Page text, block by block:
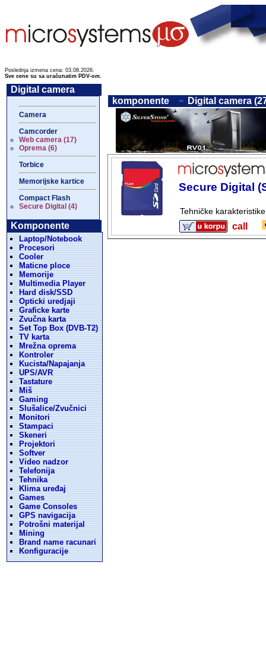
Poslednja izmena cena: 03.08.2026.
Sve cene su sa uračunatim PDV-om.
Digital camera
Camera
Camcorder
Web camera (17)
Oprema (6)
Torbice
Memorijske kartice
Compact Flash
Secure Digital (4)
Komponente
Laptop/Notebook
Procesori
Cooler
Maticne ploce
Memorije
Multimedia Player
Hard disk/SSD
Opticki uredjaji
Graficke karte
Zvučna karta
Set Top Box (DVB-T2)
TV karta
Mrežna oprema
Kontroler
Kucista/Napajanja
UPS/AVR
Tastature
Miš
Gaming
Slušalice/Zvučnici
Monitori
Stampaci
Skeneri
Projektori
Softver
Video nadzor
Telefonija
Tehnika
Klima uređaj
Games
Game Consoles
GPS navigacija
Potrošni materijal
Mining
Brand name racunari
Konfiguracije
komponente Digital camera
Secure Digital
Tehničke
call